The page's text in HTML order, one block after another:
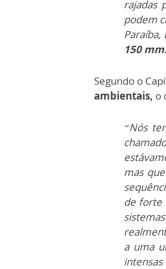
rajadas
podem
150
Segundo o
ambientais, o
“Nós
mas
de forte
a uma